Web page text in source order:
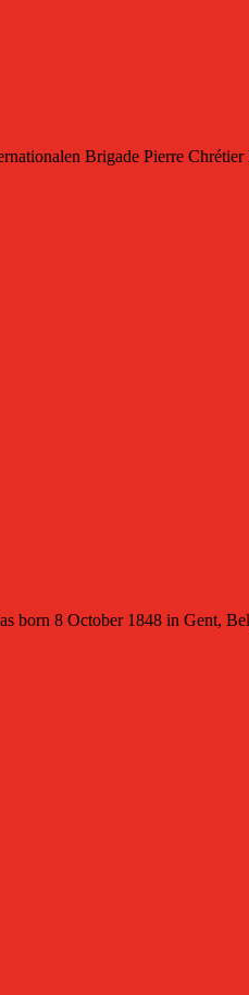
Brigade Pierre
8 October 1848 in Gent,